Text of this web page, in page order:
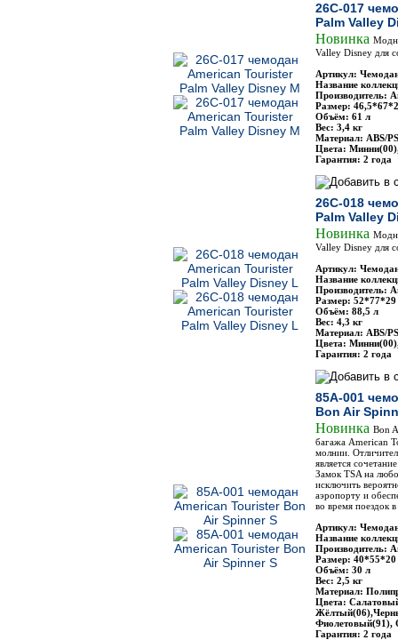
26C-017
Palm Valley
Новинка
Valley Disney для
Артикул:
Название
Производитель:
Размер:
Объём: 61 л
Вес: 3,4 кг
Материал: ABS/PS
Цвета:
Гарантия: 2 года
26C-018
Palm Valley
Новинка
Valley Disney для
Артикул:
Название
Производитель:
Размер: 52*77*29
Объём: 88,5 л
Вес: 4,3 кг
Материал: ABS/PS
Цвета:
Гарантия: 2 года
85A-001
Bon Air
Новинка Bon
багажа American
молнии.
является
Замок TSA на
исключить
аэропорту и
во время поездок
Артикул:
Название
Производитель:
Размер: 40*55*20
Объём: 30 л
Вес: 2,5 кг
Материал:
Цвета:
Фиолетовый(91),
Гарантия: 2 года